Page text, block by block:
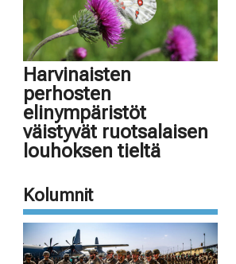
Harvinaisten
perhosten
elinympäristöt
väistyvät ruotsalaisen
louhoksen tieltä
Kolumnit